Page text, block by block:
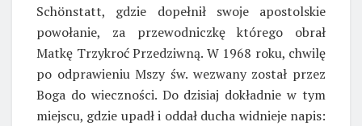
Schönstatt, gdzie dopełnił swoje apostolskie
powołanie, za przewodniczkę którego obrał
Matkę Trzykroć Przedziwną. W 1968 roku, chwilę
po odprawieniu Mszy św. wezwany został przez
Boga do wieczności. Do dzisiaj dokładnie w tym
miejscu, gdzie upadł i oddał ducha widnieje napis: